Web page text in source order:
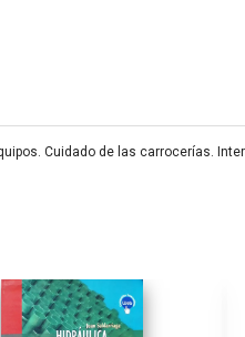
Cuidado de las carrocerías.